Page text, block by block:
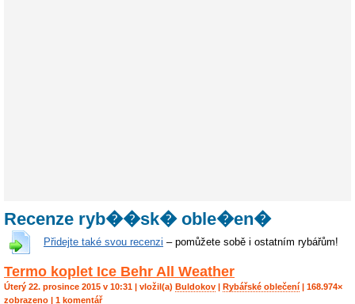
Recenze ryb��sk� oble�en�
Přidejte také svou recenzi – pomůžete sobě i ostatním rybářům!
Termo koplet Ice Behr All Weather
Úterý 22. prosince 2015 v 10:31 | vložil(a) Buldokov | Rybářské oblečení | 168.974×
zobrazeno | 1 komentář